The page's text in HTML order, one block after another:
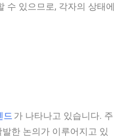
수 있으므로, 각자의 상태에
드 가 나타나고 있습니다. 주
한 논의가 이루어지고 있